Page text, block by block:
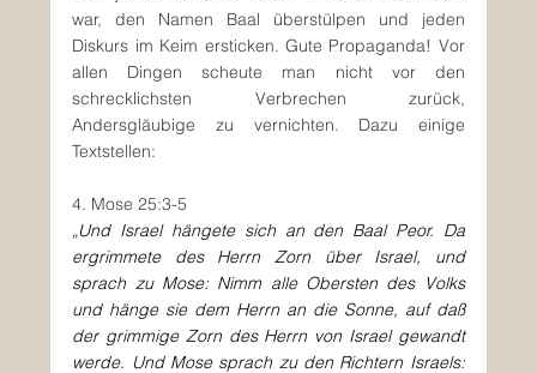
war, den Namen Baal überstülpen und jeden
Diskurs im Keim ersticken. Gute Propaganda! Vor
allen Dingen scheute man nicht vor den
schrecklichsten Verbrechen zurück,
Andersgläubige zu vernichten. Dazu einige
Textstellen:
4. Mose 25:3-5
„Und Israel hängete sich an den Baal Peor. Da
ergrimmete des Herrn Zorn über Israel, und
sprach zu Mose: Nimm alle Obersten des Volks
und hänge sie dem Herrn an die Sonne, auf daß
der grimmige Zorn des Herrn von Israel gewandt
werde. Und Mose sprach zu den Richtern Israels: